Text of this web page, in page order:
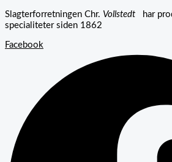
Slagterforretningen Chr. Vollstedt har
specialiteter siden 1862
Facebook